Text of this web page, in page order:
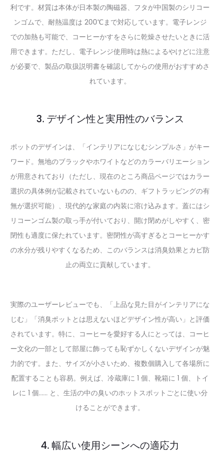
利です。材質は本体が日本製の陶磁器、フタが中国製のシリコー
ンゴムで、耐熱温度は 200℃まで対応しています。電子レンジ
での加熱も可能で、コーヒーかすをさらに乾燥させたいときに活
用できます。ただし、電子レンジ使用時は熱によるやけどに注意
が必要で、製品の取扱説明書を確認してからの使用がおすすめさ
れています。
3. デザイン性と実用性のバランス
ポットのデザインは、「インテリアになじむシンプルさ」がキー
ワード。無地のブラックやホワイトなどのカラーバリエーション
が用意されており（ただし、現在のところ商品ページではカラー
選択の具体例が記載されていないものの、ギフトラッピングの有
無が選択可能）、現代的な家庭の内装に溶け込みます。蓋にはシ
リコーンゴム製の取っ手が付いており、開け閉めがしやすく、密
閉性も適度に保たれています。密閉性が高すぎるとコーヒーかす
の水分が残りやすくなるため、このバランスは消臭効果とカビ防
止の両立に貢献しています。
実際のユーザーレビューでも、「上品な見た目がインテリアにな
じむ」「消臭ポットとは思えないほどデザイン性が高い」と評価
されています。特に、コーヒーを愛好する人にとっては、コーヒ
ー文化の一部として部屋に飾っても恥ずかしくないデザインが魅
力的です。また、サイズが小さいため、複数個購入して各場所に
配置することも容易。例えば、冷蔵庫に 1 個、靴箱に 1 個、トイ
レに 1 個…… と、生活の中の臭いのホットスポットごとに使い分
けることができます。
4. 幅広い使用シーンへの適応力